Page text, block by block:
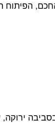
הפיתוח